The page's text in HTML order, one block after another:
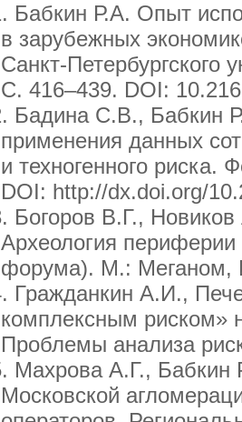
Бабкин Р.А. Опыт
в зарубежных
Санкт-
С. 416–439. DOI:
Бадина С.В., Бабкин
применения данных
и техногенного
DOI: http://dx.doi.org/
Богоров В.Г.,
Археология периферии
форума). М.: Меганом,
Гражданкин А.И.,
комплексным риском»
Проблемы анализа
Махрова А.Г., Бабкин
Московской